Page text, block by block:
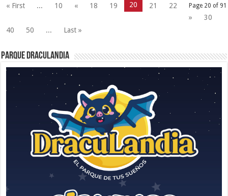
Page 20 of 91
« First ... 10 « 18 19 20 21
22
»
30
40
50 ... Last »
Parque Draculandia